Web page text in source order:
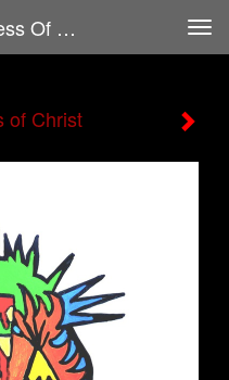
Patrick Theunis - The Sadness Of Christ
of Christ